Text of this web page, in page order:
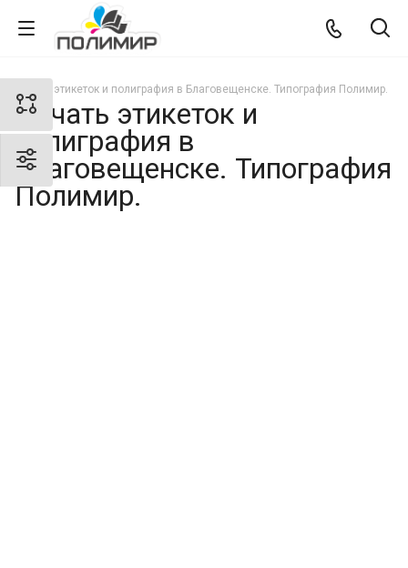
Печать этикеток и полиграфия в Благовещенске. Типография Полимир.
Печать этикеток и
полиграфия в
Благовещенске. Типография
Полимир.